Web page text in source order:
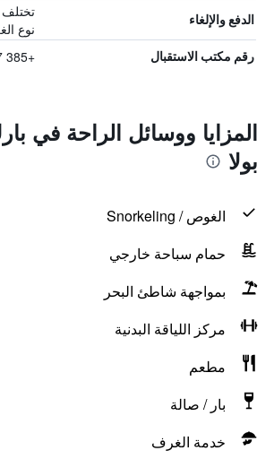
الدفع والإلغاء
نوع
رقم مكتب الاستقبال +385 5237 5000
المزايا ووسائل الراحة في
بولا
الغوص / Snorkeling
حمام سباحة خارجي
بمواجهة شاطئ البحر
مركز اللياقة البدنية
مطعم
بار / صالة
خدمة الغرف